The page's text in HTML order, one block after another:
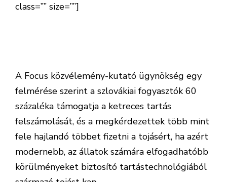
class=”” size=””]
A Focus közvélemény-kutató ügynökség egy
felmérése szerint a szlovákiai fogyasztók 60
százaléka támogatja a ketreces tartás
felszámolását, és a megkérdezettek több mint
fele hajlandó többet fizetni a tojásért, ha azért
modernebb, az állatok számára elfogadhatóbb
körülményeket biztosító tartástechnológiából